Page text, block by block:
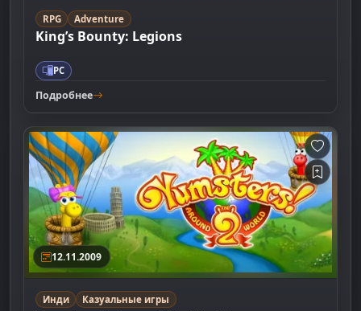
RPG Adventure
King’s Bounty: Legions
PC
Подробнее
12.11.2009
Инди Казуальные игры